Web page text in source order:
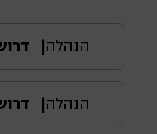
הנהלה
לחברה בנייה,
הנהלה